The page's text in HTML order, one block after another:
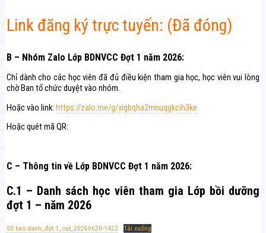
Link đăng ký trực tuyến: (Đã đóng)
B – Nhóm Zalo Lớp BDNVCC Đợt 1 năm 2026:
Chỉ dành cho các học viên đã đủ điều kiện tham gia học, học viên vui lòng
chờ Ban tổ chức duyệt vào nhóm.
Hoặc vào link: https://zalo.me/g/xigbqha2mnuqgkcih3ke
Hoặc quét mã QR:
C – Thông tin về Lớp BDNVCC Đợt 1 năm 2026:
C.1 – Danh sách học viên tham gia Lớp bồi dưỡng
đợt 1 – năm 2026
Số báo danh_đợt 1_out_20260620-1422 Tải xuống